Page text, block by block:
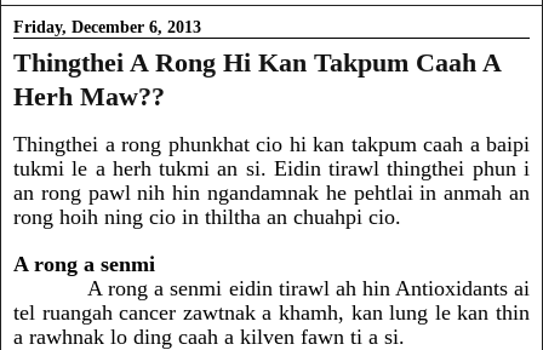
Friday, December 6, 2013
Thingthei A Rong Hi Kan Takpum Caah A
Herh Maw??
Thingthei a rong phunkhat cio hi kan takpum caah a baipi
tukmi le a herh tukmi an si. Eidin tirawl thingthei phun i
an rong pawl nih hin ngandamnak he pehtlai in anmah an
rong hoih ning cio in thiltha an chuahpi cio.
A rong a senmi
A rong a senmi eidin tirawl ah hin Antioxidants ai
tel ruangah cancer zawtnak a khamh, kan lung le kan thin
a rawhnak lo ding caah a kilven fawn ti a si.